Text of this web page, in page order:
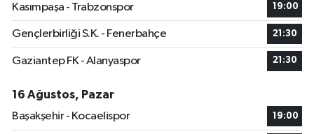
Kasımpaşa - Trabzonspor 19:00
Gençlerbirliği S.K. - Fenerbahçe 21:30
Gaziantep FK - Alanyaspor 21:30
16 Ağustos, Pazar
Başakşehir - Kocaelispor
19:00